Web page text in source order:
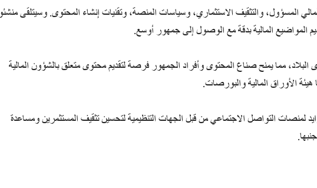
المسؤول، والتثقيف الاستثماري، وسياسات المنصة، وتقنيات إنشاء المحتوى. وسيتلقى منشئو
المواضيع المالية بدقة مع الوصول إلى جمهور أوسع.
مما يمنح صناع المحتوى وأفراد الجمهور فرصة لتقديم محتوى متعلق بالشؤون المالية
هيئة الأوراق المالية والبورصات.
لمنصات التواصل الاجتماعي من قبل الجهات التنظيمية لتحسين تثقيف المستثمرين ومساعدة